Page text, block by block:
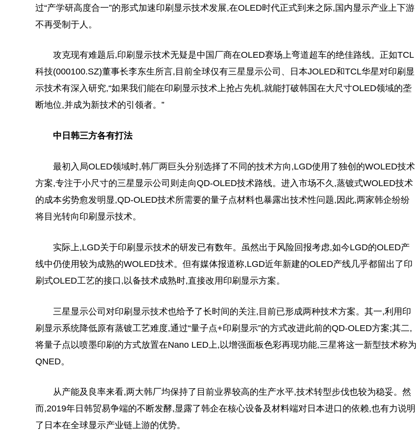
过“产学研高度合一”的形式加速印刷显示技术发展,在OLED时代正式到来之际,国内显示产业上下游
不再受制于人。
攻克现有难题后,印刷显示技术无疑是中国厂商在OLED赛场上弯道超车的绝佳路线。正如TCL
科技(000100.SZ)董事长李东生所言,目前全球仅有三星显示公司、日本JOLED和TCL华星对印刷显
示技术有深入研究,“如果我们能在印刷显示技术上抢占先机,就能打破韩国在大尺寸OLED领域的垄
断地位,并成为新技术的引领者。”
中日韩三方各有打法
最初入局OLED领域时,韩厂两巨头分别选择了不同的技术方向,LGD使用了独创的WOLED技术
方案,专注于小尺寸的三星显示公司则走向QD-OLED技术路线。进入市场不久,蒸镀式WOLED技术
的成本劣势愈发明显,QD-OLED技术所需要的量子点材料也暴露出技术性问题,因此,两家韩企纷纷
将目光转向印刷显示技术。
实际上,LGD关于印刷显示技术的研发已有数年。虽然出于风险回报考虑,如今LGD的OLED产
线中仍使用较为成熟的WOLED技术。但有媒体报道称,LGD近年新建的OLED产线几乎都留出了印
刷式OLED工艺的接口,以备技术成熟时,直接改用印刷显示方案。
三星显示公司对印刷显示技术也给予了长时间的关注,目前已形成两种技术方案。其一,利用印
刷显示系统降低原有蒸镀工艺难度,通过“量子点+印刷显示”的方式改进此前的QD-OLED方案;其二,
将量子点以喷墨印刷的方式放置在Nano LED上,以增强面板色彩再现功能,三星将这一新型技术称为
QNED。
从产能及良率来看,两大韩厂均保持了目前业界较高的生产水平,技术转型步伐也较为稳妥。然
而,2019年日韩贸易争端的不断发酵,显露了韩企在核心设备及材料端对日本进口的依赖,也有力说明
了日本在全球显示产业链上游的优势。